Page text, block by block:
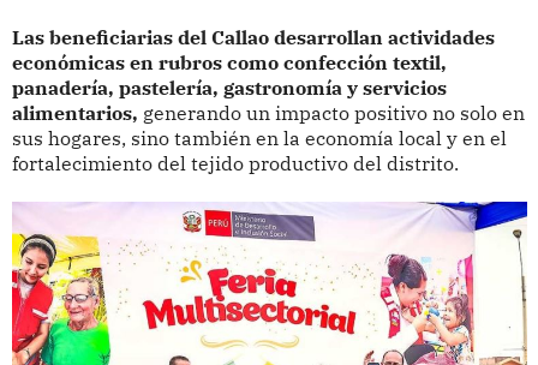
Las beneficiarias del Callao desarrollan actividades
económicas en rubros como confección textil,
panadería, pastelería, gastronomía y servicios
alimentarios, generando un impacto positivo no solo en
sus hogares, sino también en la economía local y en el
fortalecimiento del tejido productivo del distrito.